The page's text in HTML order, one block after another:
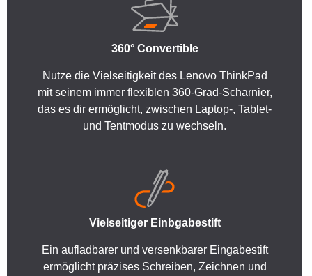
360° Convertible
Nutze die Vielseitigkeit des Lenovo ThinkPad
mit seinem immer flexiblen 360-Grad-Scharnier,
das es dir ermöglicht, zwischen Laptop-, Tablet-
und Tentmodus zu wechseln.
Vielseitiger Einbgabestift
Ein aufladbarer und versenkbarer Eingabestift
ermöglicht präzises Schreiben, Zeichnen und